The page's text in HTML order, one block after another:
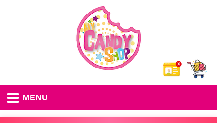
MENU